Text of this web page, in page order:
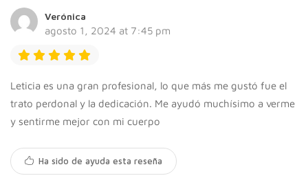
nos conectaremos a la vez y te iré diciendo
que debes hacer en cada momento mientras
Mamá Fit a Domicilio
Programa de ejercicios específico para ti,
teniendo en cuenta tu nivel de condición
física después del embarazo. Iré de manera
Verónica
agosto 1, 2024 at 7:45 pm
Leticia es una gran profesional, lo que más me gustó fue el
trato perdonal y la dedicación. Me ayudó muchísimo a verme
y sentirme mejor con mi cuerpo
Ha sido de ayuda esta reseña